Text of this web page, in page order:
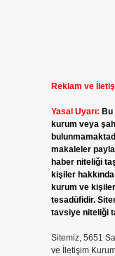
Reklam ve
Yasal Uyarı:
kurum veya
makaleler
haber niteliği
kişiler
kurum ve
tesadüfidir.
tavsiye niteliği
Sitemiz, 5651
ve İletişim